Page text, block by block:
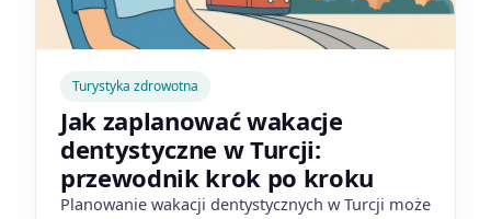
Turystyka zdrowotna
Jak zaplanować wakacje
dentystyczne w Turcji:
przewodnik krok po kroku
Planowanie wakacji dentystycznych w Turcji może